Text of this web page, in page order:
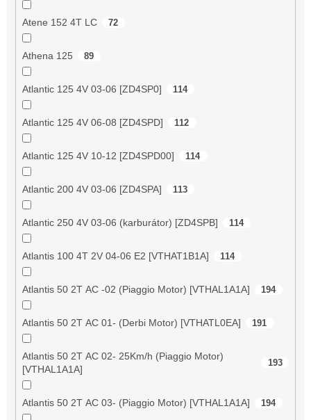
Atene 152 4T LC 72
Athena 125 89
Atlantic 125 4V 03-06 [ZD4SP0] 114
Atlantic 125 4V 06-08 [ZD4SPD] 112
Atlantic 125 4V 10-12 [ZD4SPD00] 114
Atlantic 200 4V 03-06 [ZD4SPA] 113
Atlantic 250 4V 03-06 (karburátor) [ZD4SPB] 114
Atlantis 100 4T 2V 04-06 E2 [VTHAT1B1A] 114
Atlantis 50 2T AC -02 (Piaggio Motor) [VTHAL1A1A] 194
Atlantis 50 2T AC 01- (Derbi Motor) [VTHATL0EA] 191
Atlantis 50 2T AC 02- 25Km/h (Piaggio Motor)
[VTHAL1A1A]
193
Atlantis 50 2T AC 03- (Piaggio Motor) [VTHAL1A1A] 194